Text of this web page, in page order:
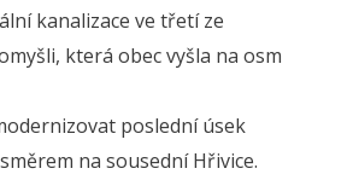
kanalizace ve třetí ze
která obec vyšla na osm
poslední úsek
na sousední Hřivice.